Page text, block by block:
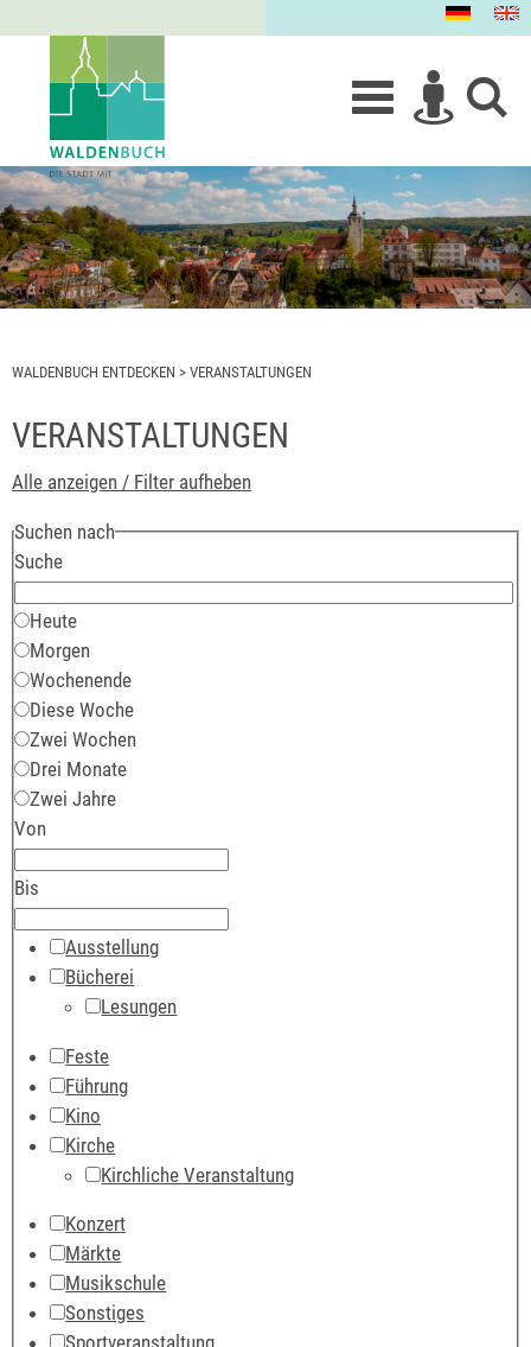
WALDENBUCH ENTDECKEN > VERANSTALTUNGEN
VERANSTALTUNGEN
Alle anzeigen / Filter aufheben
Suchen nach
Suche
Heute
Morgen
Wochenende
Diese Woche
Zwei Wochen
Drei Monate
Zwei Jahre
Von
Bis
Ausstellung
Bücherei
Lesungen
Feste
Führung
Kino
Kirche
Kirchliche Veranstaltung
Konzert
Märkte
Musikschule
Sonstiges